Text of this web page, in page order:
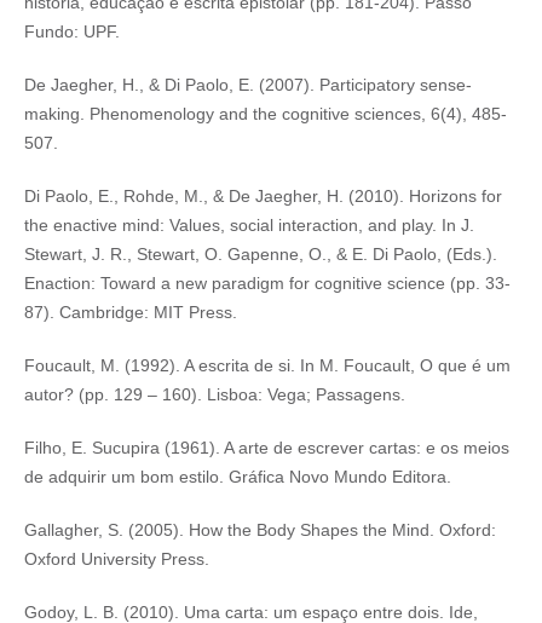
Fundo: UPF.
De Jaegher, H., & Di Paolo, E. (2007). Participatory sense-
making. Phenomenology and the cognitive sciences, 6(4), 485-
507.
Di Paolo, E., Rohde, M., & De Jaegher, H. (2010). Horizons for
the enactive mind: Values, social interaction, and play. In J.
Stewart, J. R., Stewart, O. Gapenne, O., & E. Di Paolo, (Eds.).
Enaction: Toward a new paradigm for cognitive science (pp. 33-
87). Cambridge: MIT Press.
Foucault, M. (1992). A escrita de si. In M. Foucault, O que é um
autor? (pp. 129 – 160). Lisboa: Vega; Passagens.
Filho, E. Sucupira (1961). A arte de escrever cartas: e os meios
de adquirir um bom estilo. Gráfica Novo Mundo Editora.
Gallagher, S. (2005). How the Body Shapes the Mind. Oxford:
Oxford University Press.
Godoy, L. B. (2010). Uma carta: um espaço entre dois. Ide,